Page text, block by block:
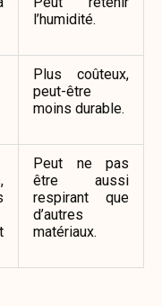
l’humidité.
Plus coûteux,
peut-être
moins durable.
Peut ne pas
être aussi
respirant que
d’autres
matériaux.